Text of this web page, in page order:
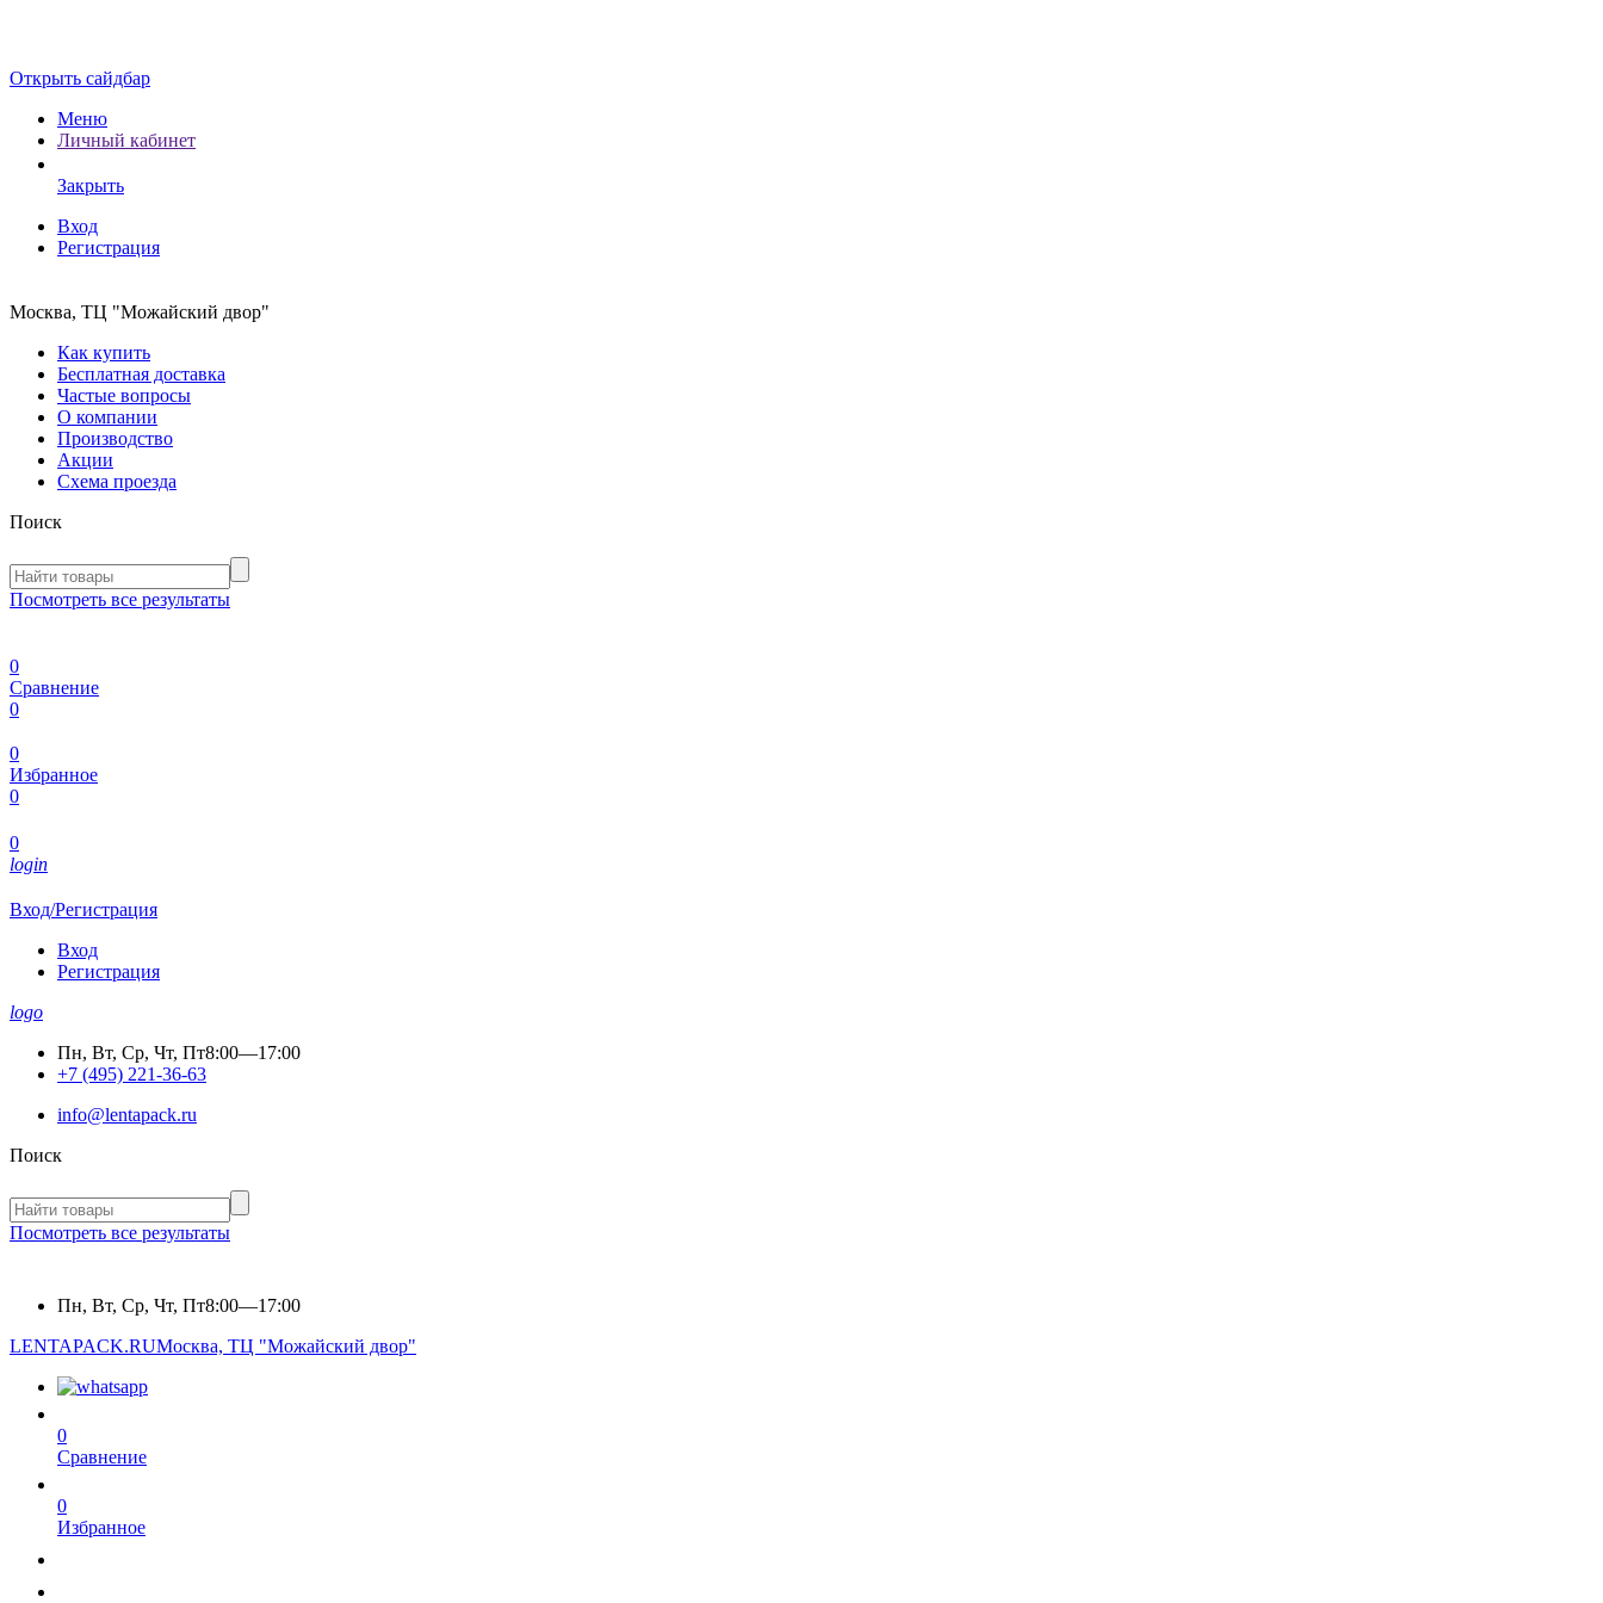
Открыть сайдбар
Меню
Личный кабинет
Закрыть
Вход
Регистрация
Москва, ТЦ "Можайский двор"
Как купить
Бесплатная доставка
Частые вопросы
О компании
Производство
Акции
Схема проезда
Поиск
Посмотреть все результаты
0
Сравнение
0
0
Избранное
0
0
login
Вход/Регистрация
Вход
Регистрация
logo
Пн, Вт, Ср, Чт, Пт8:00—17:00
+7 (495) 221-36-63
info@lentapack.ru
Поиск
Посмотреть все результаты
Пн, Вт, Ср, Чт, Пт8:00—17:00
LENTAPACK.RUМосква, ТЦ "Можайский двор"
0
Сравнение
0
Избранное